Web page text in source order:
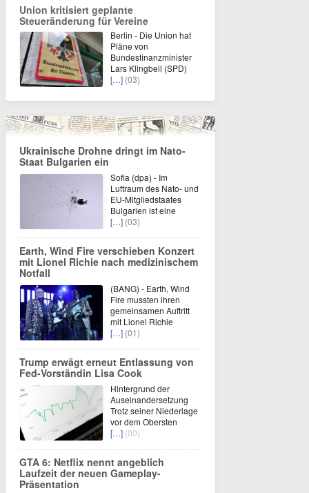
Union kritisiert geplante
Steueränderung für Vereine
Berlin - Die Union hat
Pläne von
Bundesfinanzminister
Lars Klingbeil (SPD)
[…] (03)
Ukrainische Drohne dringt im Nato-
Staat Bulgarien ein
Sofia (dpa) - Im
Luftraum des Nato- und
EU-Mitgliedstaates
Bulgarien ist eine
[…] (03)
Earth, Wind Fire verschieben Konzert
mit Lionel Richie nach medizinischem
Notfall
(BANG) - Earth, Wind
Fire mussten ihren
gemeinsamen Auftritt
mit Lionel Richie
[…] (01)
Trump erwägt erneut Entlassung von
Fed-Vorständin Lisa Cook
Hintergrund der
Auseinandersetzung
Trotz seiner Niederlage
vor dem Obersten
[…] (00)
GTA 6: Netflix nennt angeblich
Laufzeit der neuen Gameplay-
Präsentation